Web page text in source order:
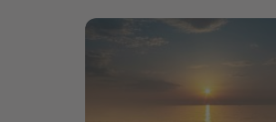
Bildergalerie öffnen